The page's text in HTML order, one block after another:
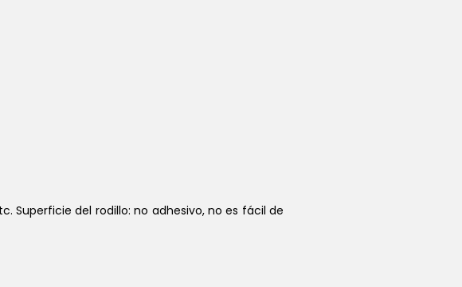
Superficie del rodillo: no adhesivo, no es fácil de